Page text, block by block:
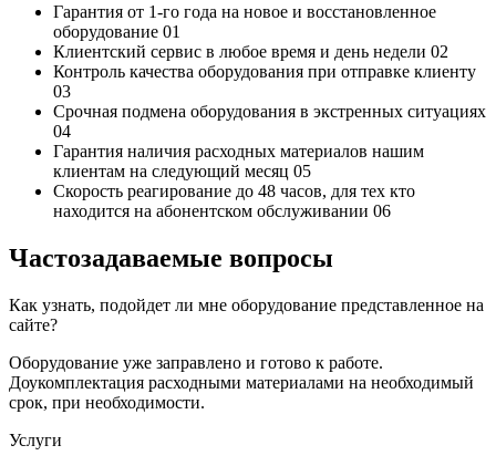
Гарантия от 1-го года на новое и восстановленное
оборудование 01
Клиентский сервис в любое время и день недели 02
Контроль качества оборудования при отправке клиенту
03
Срочная подмена оборудования в экстренных ситуациях
04
Гарантия наличия расходных материалов нашим
клиентам на следующий месяц 05
Скорость реагирование до 48 часов, для тех кто
находится на абонентском обслуживании 06
Частозадаваемые вопросы
Как узнать, подойдет ли мне оборудование представленное на
сайте?
Оборудование уже заправлено и готово к работе.
Доукомплектация расходными материалами на необходимый
срок, при необходимости.
Услуги